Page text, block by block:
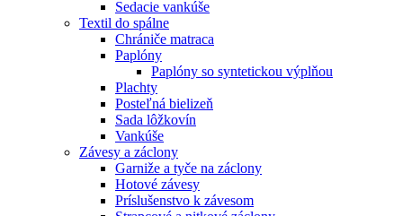
Sedacie vankúše
Textil do spálne
Chrániče matraca
Paplóny
Paplóny so syntetickou výplňou
Plachty
Posteľná bielizeň
Sada lôžkovín
Vankúše
Závesy a záclony
Garniže a tyče na záclony
Hotové závesy
Príslušenstvo k závesom